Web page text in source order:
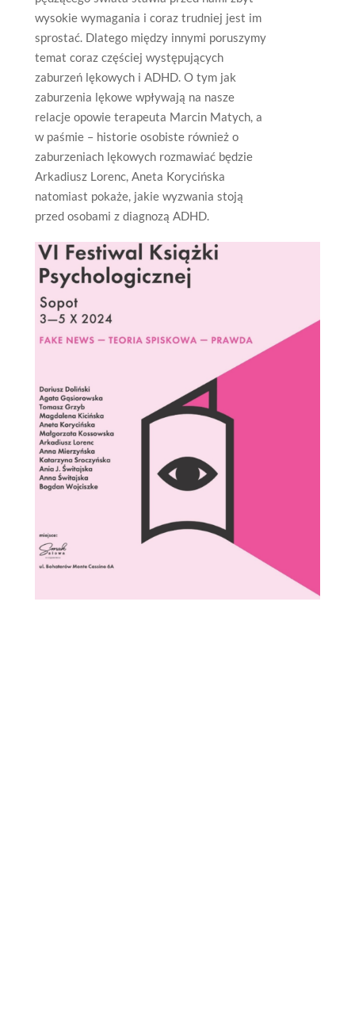
wysokie wymagania i coraz trudniej jest im
sprostać. Dlatego między innymi poruszymy
temat coraz częściej występujących
zaburzeń lękowych i ADHD. O tym jak
zaburzenia lękowe wpływają na nasze
relacje opowie terapeuta Marcin Matych, a
w paśmie – historie osobiste również o
zaburzeniach lękowych rozmawiać będzie
Arkadiusz Lorenc, Aneta Korycińska
natomiast pokaże, jakie wyzwania stoją
przed osobami z diagnozą ADHD.